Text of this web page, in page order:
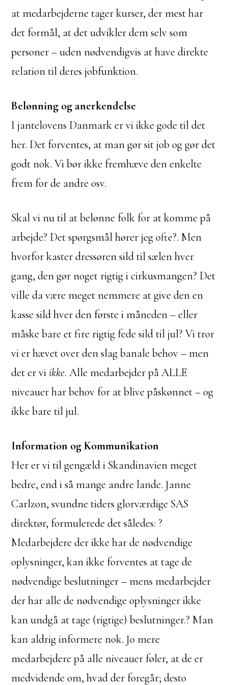
at medarbejderne tager kurser, der mest har
det formål, at det udvikler dem selv som
personer – uden nødvendigvis at have direkte
relation til deres jobfunktion.
Belønning og anerkendelse
I jantelovens Danmark er vi ikke gode til det
her. Det forventes, at man gør sit job og gør det
godt nok. Vi bør ikke fremhæve den enkelte
frem for de andre osv.
Skal vi nu til at belønne folk for at komme på
arbejde? Det spørgsmål hører jeg ofte?. Men
hvorfor kaster dressøren sild til sælen hver
gang, den gør noget rigtig i cirkusmangen? Det
ville da være meget nemmere at give den en
kasse sild hver den første i måneden – eller
måske bare et fire rigtig fede sild til jul? Vi tror
vi er hævet over den slag banale behov – men
det er viikke. Alle medarbejder på ALLE
niveauer har behov for at blive påskønnet – og
ikke bare til jul.
Information og Kommunikation
Her er vi til gengæld i Skandinavien meget
bedre, end i så mange andre lande. Janne
Carlzon, svundne tiders glorværdige SAS
direktør, formulerede det således: ?
Medarbejdere der ikke har de nødvendige
oplysninger, kan ikke forventes at tage de
nødvendige beslutninger – mens medarbejder
der har alle de nødvendige oplysninger ikke
kan undgå at tage (rigtige) beslutninger.? Man
kan aldrig informere nok. Jo mere
medarbejdere på alle niveauer føler, at de er
medvidende om, hvad der foregår; desto